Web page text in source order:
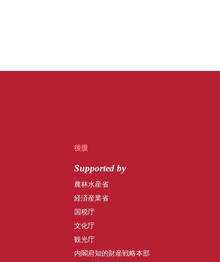
後援
Supported by
農林水産省
経済産業省
国税庁
文化庁
観光庁
内閣府知的財産戦略本部